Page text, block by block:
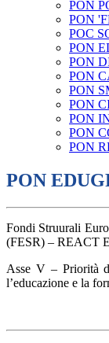
PON
PON
POC
PON
PON
PON
PON
PON
PON
PON
PON
PON
Fondi Struurali
(FESR) – REACT
Asse V – Priorità
l’educazione e la